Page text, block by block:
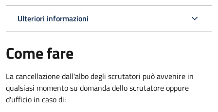
Ulteriori informazioni
Come fare
La cancellazione dall'albo degli scrutatori può avvenire in
qualsiasi momento su domanda dello scrutatore oppure
d'ufficio in caso di: